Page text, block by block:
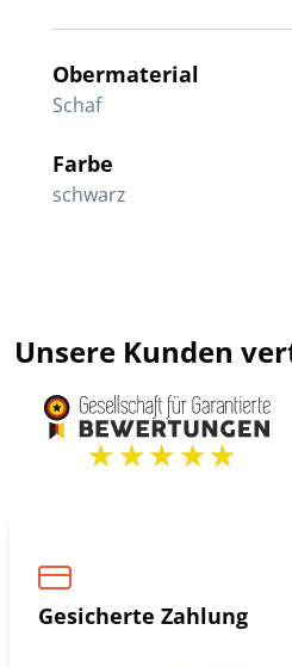
Obermaterial
Schaf
Farbe
schwarz
Unsere Kunden
Gesicherte Zahlung